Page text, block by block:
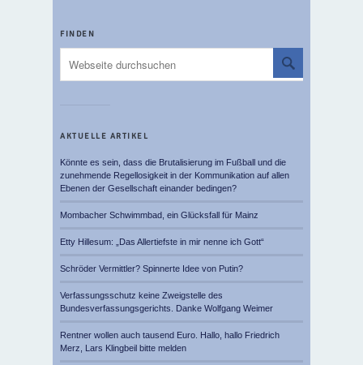
FINDEN
AKTUELLE ARTIKEL
Könnte es sein, dass die Brutalisierung im Fußball und die
zunehmende Regellosigkeit in der Kommunikation auf allen
Ebenen der Gesellschaft einander bedingen?
Mombacher Schwimmbad, ein Glücksfall für Mainz
Etty Hillesum: „Das Allertiefste in mir nenne ich Gott“
Schröder Vermittler? Spinnerte Idee von Putin?
Verfassungsschutz keine Zweigstelle des
Bundesverfassungsgerichts. Danke Wolfgang Weimer
Rentner wollen auch tausend Euro. Hallo, hallo Friedrich
Merz, Lars Klingbeil bitte melden